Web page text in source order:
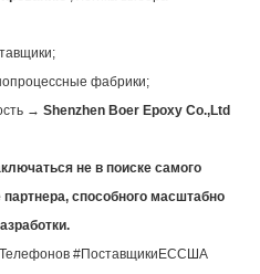
фабрики;
→ Shenzhen Boer Epoxy Co.,Ltd
не в поиске самого
способного масштабно
#ПоставщикиЕССША